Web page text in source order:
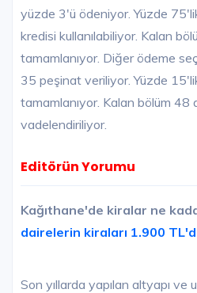
yüzde 3'ü ödeniyor. Yüzde
kredisi kullanılabiliyor. Kalan
tamamlanıyor. Diğer ödeme
35 peşinat veriliyor. Yüzde
tamamlanıyor. Kalan bölüm
vadelendiriliyor.
Editörün Yorumu
Kağıthane'de kiralar ne
dairelerin kiraları 1.900
Son yıllarda yapılan altyapı ve